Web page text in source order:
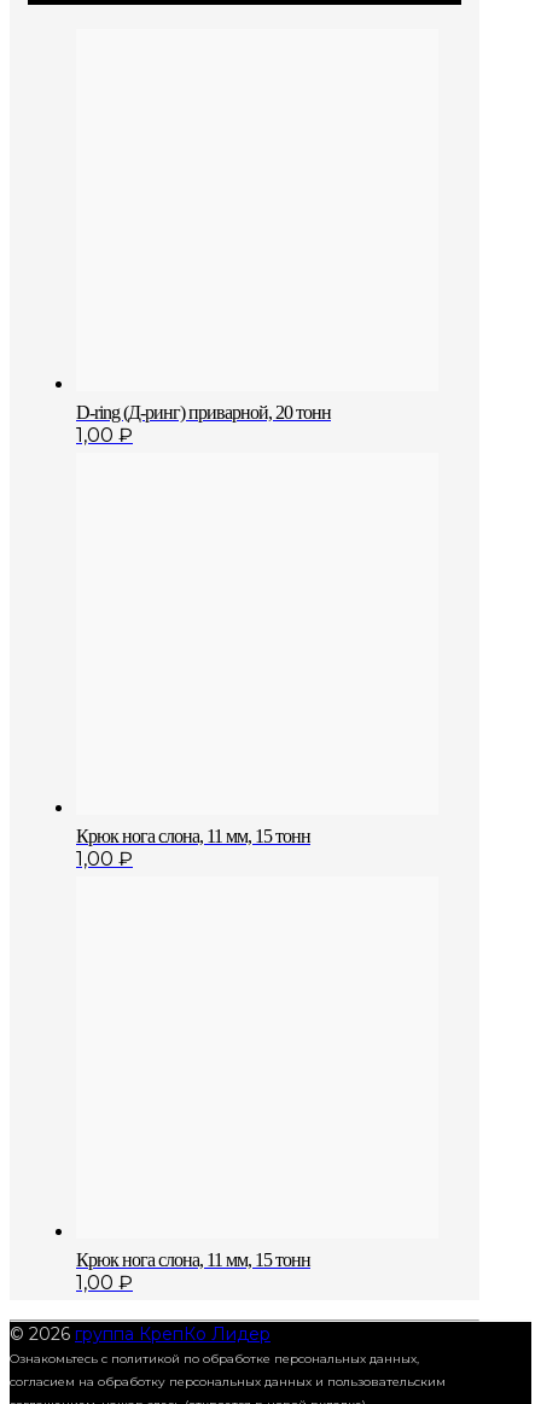
D-ring (Д-ринг) приварной, 20 тонн
1,00 ₽
Крюк нога слона, 11 мм, 15 тонн
1,00 ₽
Крюк нога слона, 11 мм, 15 тонн
1,00 ₽
© 2026 группа КрепКо Лидер
Ознакомьтесь с политикой по обработке персональных данных,
согласием на обработку персональных данных и пользовательским